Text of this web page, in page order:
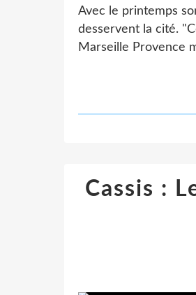
Avec le printemps
desservent la cité.
Marseille Provence
Cassis :